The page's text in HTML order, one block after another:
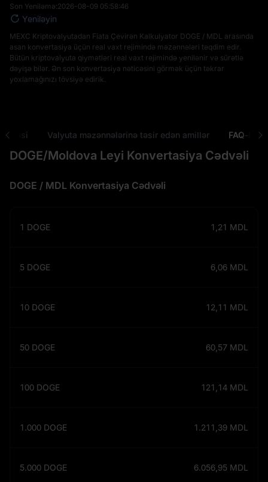
Son Yeniləmə:2026-08-09 05:58:46
Yeniləyin
MEXC Kriptovalyutadan Fiata Çevirən Kalkulyator DOGE / MDL arasında
asan konvertasiya üçün real vaxt rejimində məzənnələri təqdim edir.
Bütün kriptovalyuta qiymətləri real vaxt rejimində yenilənir və sürətlə
dəyişə bilər. Ən son konvertasiya nəticəsini görmək üçün təkrar
yoxlamağınızı tövsiyə edirik.
Valyuta məzənnələrinə təsir edən amillər FAQ-lar
DOGE/Moldova Leyi Konvertasiya Cədvəli
DOGE / MDL Konvertasiya Cədvəli
1 DOGE 1,21 MDL
5 DOGE 6,06 MDL
10 DOGE 12,11 MDL
50 DOGE 60,57 MDL
100 DOGE 121,14 MDL
1.000 DOGE 1.211,39 MDL
5.000 DOGE 6.056,95 MDL